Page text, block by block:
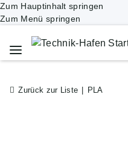
Zum Hauptinhalt springen
Zum Menü springen
Zurück zur Liste PLA